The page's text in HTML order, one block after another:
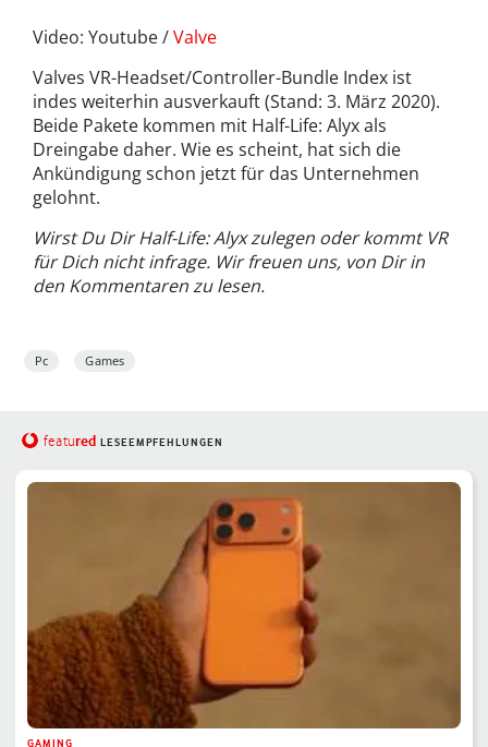
Video: Youtube /Valve
Valves VR-Headset/Controller-Bundle Index ist
indes weiterhin ausverkauft (Stand: 3. März 2020).
Beide Pakete kommen mit Half-Life: Alyx als
Dreingabe daher. Wie es scheint, hat sich die
Ankündigung schon jetzt für das Unternehmen
gelohnt.
Wirst Du Dir Half-Life: Alyx zulegen oder kommt VR
für Dich nicht infrage. Wir freuen uns, von Dir in
den Kommentaren zu lesen.
Pc Games
featured LESEEMPFEHLUNGEN
GAMING